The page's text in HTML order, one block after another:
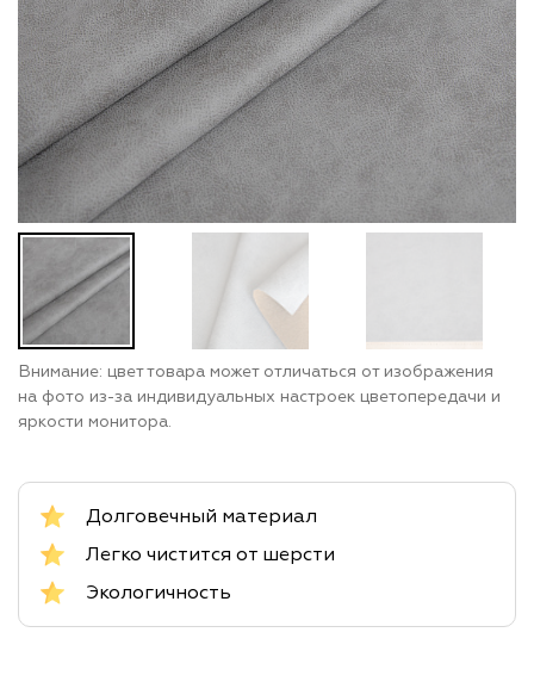
Внимание: цвет товара может отличаться от изображения
на фото из-за индивидуальных настроек цветопередачи и
яркости монитора.
Долговечный материал
Легко чистится от шерсти
Экологичность